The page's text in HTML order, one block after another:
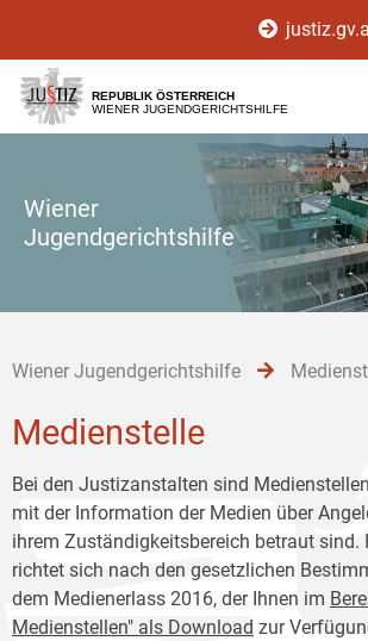
[1]
[2]
[3]
REPUBLIK ÖSTERREICH
WIENER JUGENDGERICHTSHILFE
Wiener
Jugendgerichtshilfe
Wiener Jugendgerichtshilfe
Medienstelle
Bei den Justizanstalten sind
mit der Information der Medien über
ihrem Zuständigkeitsbereich betraut sind.
richtet sich nach den gesetzlichen
dem Medienerlass 2016, der Ihnen im
Medienstellen" als Download zur